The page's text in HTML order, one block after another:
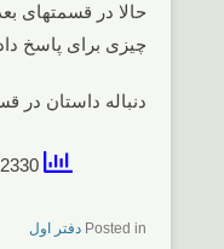
حالا در قسمتهای
چیزی برای پاسخ
دنباله داستان در
Posted in دفتر اول